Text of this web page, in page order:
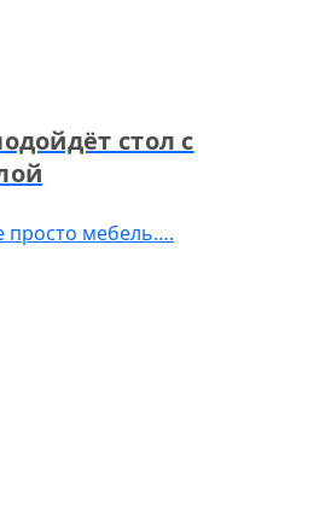
стол с
просто мебель….